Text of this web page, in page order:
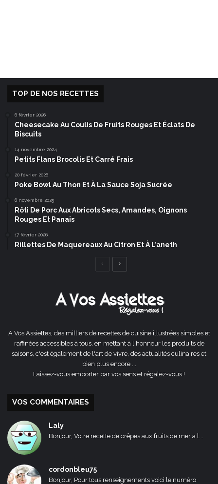
TOP DE NOS RECETTES
6 février 2026
Cheesecake Au Coulis De Fruits Rouges Et Éclats De
Biscuits
14 novembre 2024
Petits Flans Brocolis Et Carré Frais
20 février 2026
Poke Bowl Au Thon Et À La Sauce Soja Sucrée
6 novembre 2025
Rôti De Porc Aux Abricots Secs, Amandes, Oignons
Rouges Et Panais
17 février 2026
Rillettes De Maquereaux Au Citron Et À L’aneth
Page
A Vos Assiettes, des milliers de recettes de cuisine illustrées simples et
raffinées accessibles à tous, en mettant à l'honneur les produits de
saisons, c'est également de l'art de vivre, des actualités culinaires et
bien plus encore ...
Laissez-vous emporter par vos sens et régalez-vous !
VOS COMMENTAIRES
Laly
Bonjour, Votre recette de crêpes aux fruits de mer a l...
cordonbleu75
Bonjour, Pour tous renseignements voici le numéro